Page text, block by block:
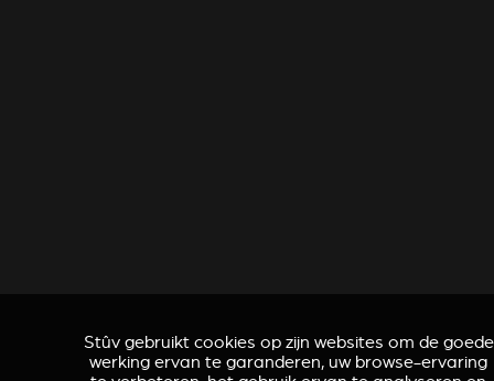
Stûv gebruikt cookies op zijn websites om de goede
werking ervan te garanderen, uw browse-ervaring